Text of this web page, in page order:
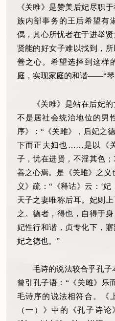
《关雎》是赞美后妃尽职
族内部事务的王后希望有
偶，其心所忧者在于进举
贤能的好女子难以找到，
善之心。希望选择到这样
庭，实现家庭的和谐——“琴
《关雎》是站在后妃
不是居社会统治地位的男
序》：“《关雎》，后妃之
下而正夫妇也……是以《
子，忧在进贤，不淫其色
善之心焉。是《关雎》之义
义》疏：“《释诂》云：‘妃
天子之妻唯称后耳。妃则
之。德者，得也，自得于
妃性行和谐，贞专化下，
妃之德也。”
毛诗的说法较合乎孔子
曾引孔子语：“《关雎》乐
毛诗序的说法相符合。《
（一）》中的《孔子诗